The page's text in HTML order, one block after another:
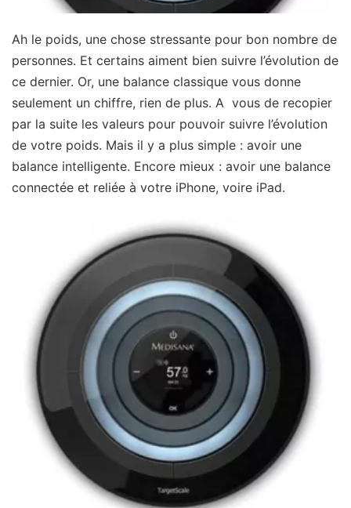
Ah le poids, une chose stressante pour bon nombre de
personnes. Et certains aiment bien suivre l’évolution de
ce dernier. Or, une balance classique vous donne
seulement un chiffre, rien de plus. A vous de recopier
par la suite les valeurs pour pouvoir suivre l’évolution
de votre poids. Mais il y a plus simple : avoir une
balance intelligente. Encore mieux : avoir une balance
connectée et reliée à votre iPhone, voire iPad.